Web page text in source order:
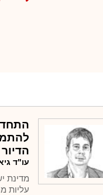
הדיור
עו"ד
מדינת
עליות